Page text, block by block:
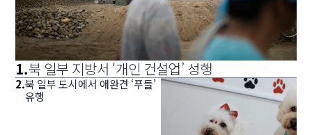
1.북 일부 지방서 ‘개인 건설업’ 성행
2.북 일부 도시에서 애완견 ‘푸들’
유행